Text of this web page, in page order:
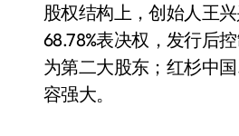
股权结构上，创始人王
68.78%表决权，发行后
为第二大股东；红杉中
容强大。